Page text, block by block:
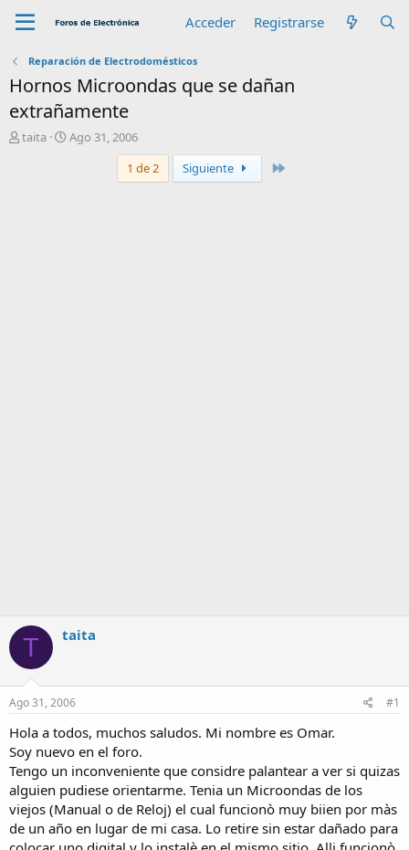
Acceder Registrarse
Reparación de Electrodomésticos
Hornos Microondas que se dañan
extrañamente
A
taita
F
Ago 31, 2006
1 de 2
Siguiente
T taita
Ago 31, 2006 #1
Hola a todos, muchos saludos. Mi nombre es Omar.
Soy nuevo en el foro.
Tengo un inconveniente que considre palantear a ver si quizas
alguien pudiese orientarme. Tenia un Microondas de los
viejos (Manual o de Reloj) el cual funcionò muy biien por màs
de un año en lugar de mi casa. Lo retire sin estar dañado para